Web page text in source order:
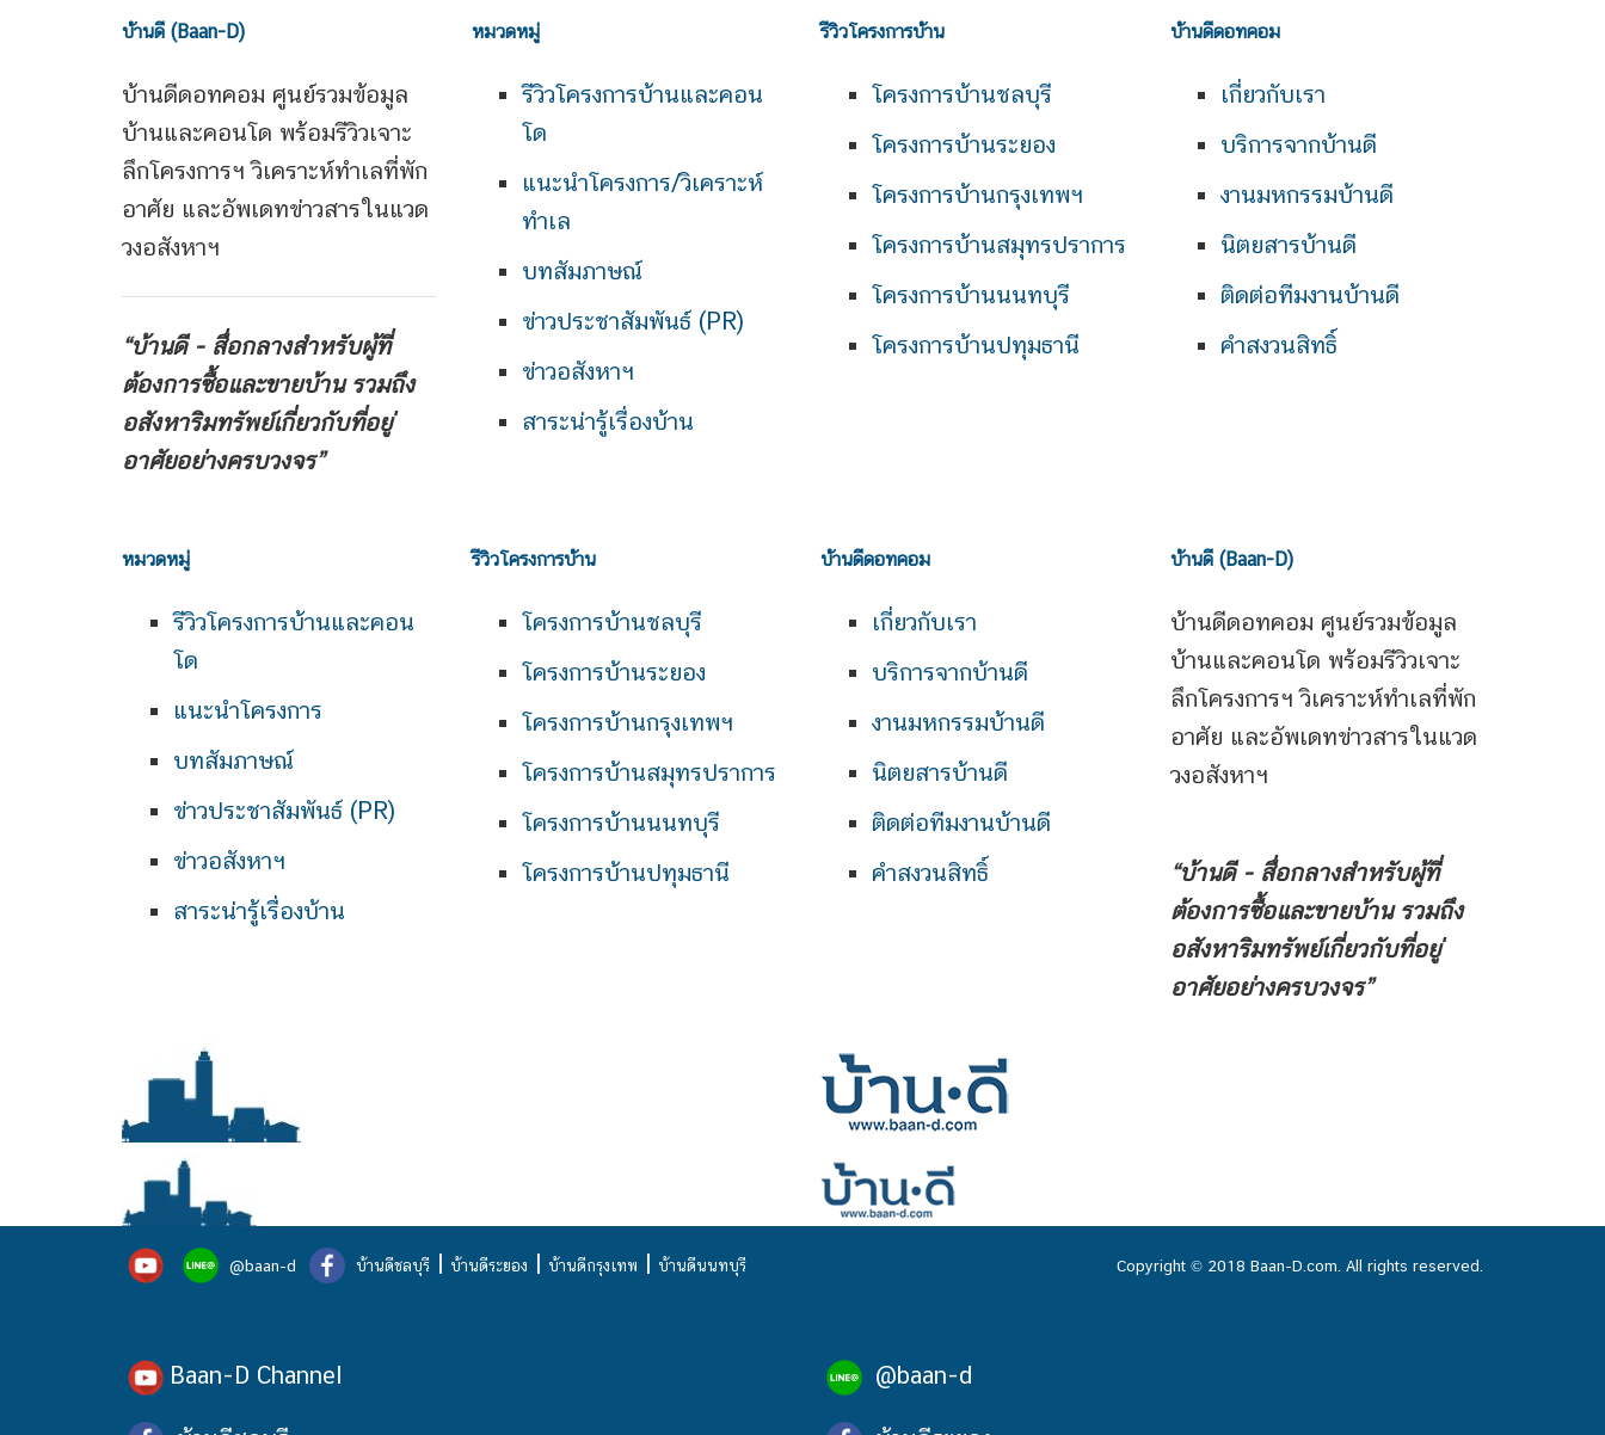
บ้านดี (Baan-D)
บ้านดีดอทคอม ศูนย์รวมข้อมูล
บ้านและคอนโด พร้อมรีวิวเจาะ
ลึกโครงการฯ วิเคราะห์ทำเลที่พัก
อาศัย และอัพเดทข่าวสารในแวด
วงอสังหาฯ
“บ้านดี - สื่อกลางสำหรับผู้ที่
ต้องการซื้อและขายบ้าน รวมถึง
อสังหาริมทรัพย์เกี่ยวกับที่อยู่
อาศัยอย่างครบวงจร”
หมวดหมู่
รีวิวโครงการบ้านและคอน
โด
แนะนำโครงการ/วิเคราะห์
ทำเล
บทสัมภาษณ์
ข่าวประชาสัมพันธ์ (PR)
ข่าวอสังหาฯ
สาระน่ารู้เรื่องบ้าน
รีวิวโครงการบ้าน
โครงการบ้านชลบุรี
โครงการบ้านระยอง
โครงการบ้านกรุงเทพฯ
โครงการบ้านสมุทรปราการ
โครงการบ้านนนทบุรี
โครงการบ้านปทุมธานี
บ้านดีดอทคอม
เกี่ยวกับเรา
บริการจากบ้านดี
งานมหกรรมบ้านดี
นิตยสารบ้านดี
ติดต่อทีมงานบ้านดี
คำสงวนสิทธิ์
หมวดหมู่
รีวิวโครงการบ้านและคอน
โด
แนะนำโครงการ
บทสัมภาษณ์
ข่าวประชาสัมพันธ์ (PR)
ข่าวอสังหาฯ
สาระน่ารู้เรื่องบ้าน
รีวิวโครงการบ้าน
โครงการบ้านชลบุรี
โครงการบ้านระยอง
โครงการบ้านกรุงเทพฯ
โครงการบ้านสมุทรปราการ
โครงการบ้านนนทบุรี
โครงการบ้านปทุมธานี
บ้านดีดอทคอม
เกี่ยวกับเรา
บริการจากบ้านดี
งานมหกรรมบ้านดี
นิตยสารบ้านดี
ติดต่อทีมงานบ้านดี
คำสงวนสิทธิ์
บ้านดี (Baan-D)
บ้านดีดอทคอม ศูนย์รวมข้อมูล
บ้านและคอนโด พร้อมรีวิวเจาะ
ลึกโครงการฯ วิเคราะห์ทำเลที่พัก
อาศัย และอัพเดทข่าวสารในแวด
วงอสังหาฯ
“บ้านดี - สื่อกลางสำหรับผู้ที่
ต้องการซื้อและขายบ้าน รวมถึง
อสังหาริมทรัพย์เกี่ยวกับที่อยู่
อาศัยอย่างครบวงจร”
@baan-d บ้านดีชลบุรี | บ้านดีระยอง | บ้านดีกรุงเทพ | บ้านดีนนทบุรี Copyright © 2018 Baan-D.com. All rights reserved.
Baan-D Channel @baan-d